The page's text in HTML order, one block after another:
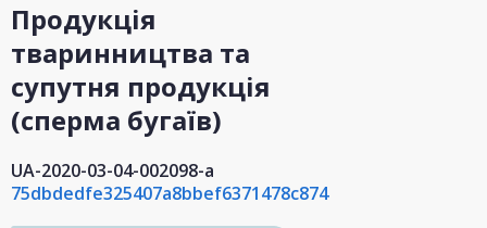
Продукція
тваринництва та
супутня продукція
(сперма бугаїв)
UA-2020-03-04-002098-a
75dbdedfe325407a8bbef6371478c874